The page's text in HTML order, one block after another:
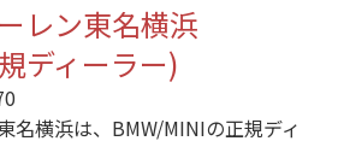
レン東名横浜
ディーラー)
名横浜は、BMW/MINIの正規ディ